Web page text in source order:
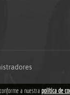
a nuestra política de